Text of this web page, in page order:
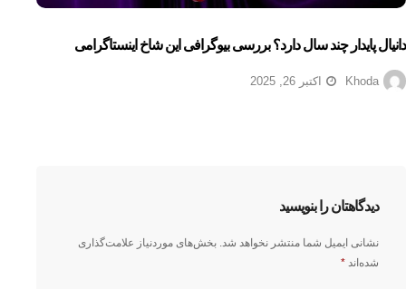
دانیال پایدار چند سال دارد؟ بررسی بیوگرافی این شاخ اینستاگرامی
Khoda اکتبر 26, 2025
دیدگاهتان را بنویسید
نشانی ایمیل شما منتشر نخواهد شد. بخش‌های موردنیاز علامت‌گذاری
شده‌اند *